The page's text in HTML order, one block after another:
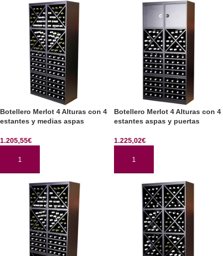
Botellero Merlot 4 Alturas con 4
estantes y medias aspas
1.205,55€
AÑADIR AL CARRITO
Botellero Merlot 4 Alturas con 4
estantes aspas y puertas
1.225,02€
AÑADIR AL CARRITO